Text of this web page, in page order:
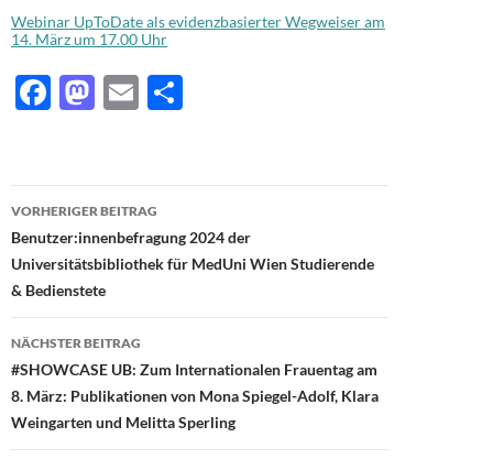
Webinar UpToDate als evidenzbasierter Wegweiser am
14. März um 17.00 Uhr
F
b
o
o
k
M
d
o
n
E
n
Beitragsnavigation
VORHERIGER BEITRAG
Benutzer:innenbefragung 2024 der
Universitätsbibliothek für MedUni Wien Studierende
& Bedienstete
NÄCHSTER BEITRAG
#SHOWCASE UB: Zum Internationalen Frauentag am
8. März: Publikationen von Mona Spiegel-Adolf, Klara
Weingarten und Melitta Sperling